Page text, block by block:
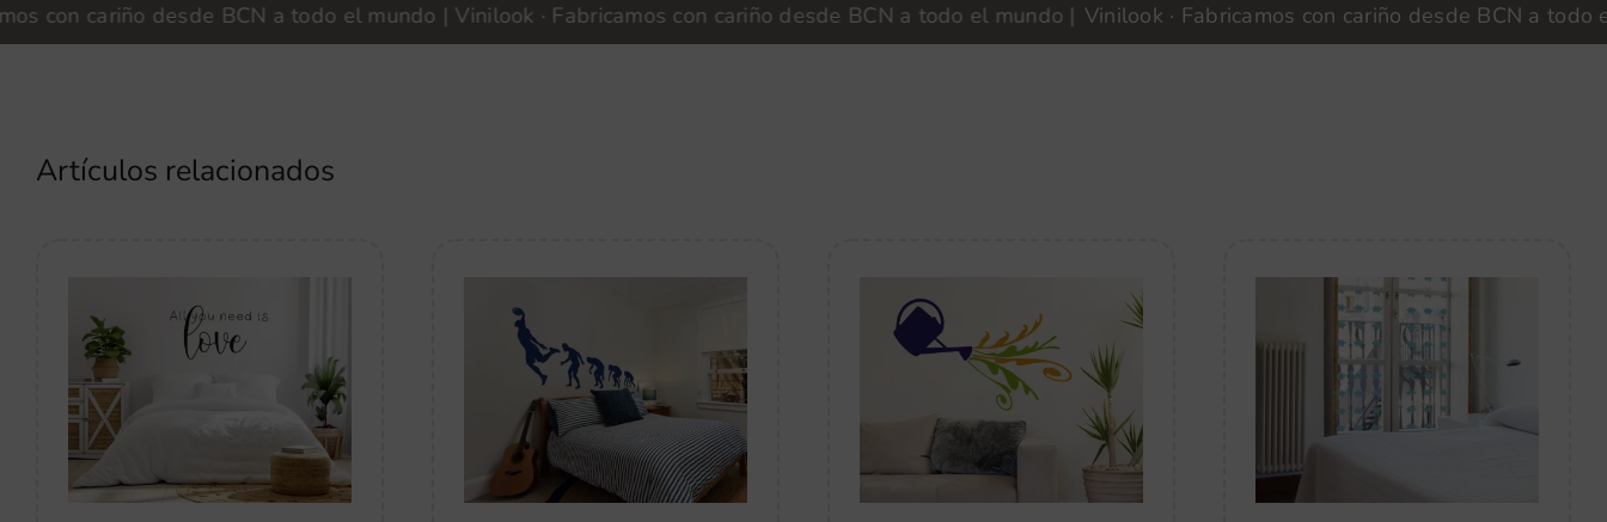
desde BCN a todo el mundo | Vinilook · Fabricamos con cariño desde BCN a todo el mundo | Vinilook · Fabricamos con cariño desde BCN a todo el
Artículos relacionados